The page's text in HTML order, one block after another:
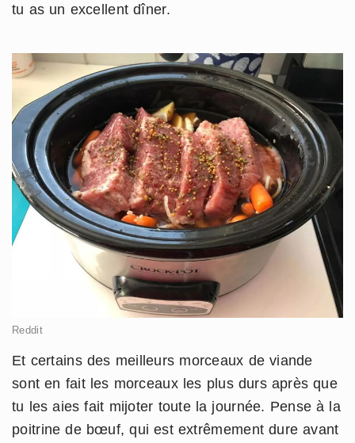
tu as un excellent dîner.
Reddit
Et certains des meilleurs morceaux de viande
sont en fait les morceaux les plus durs après que
tu les aies fait mijoter toute la journée. Pense à la
poitrine de bœuf, qui est extrêmement dure avant